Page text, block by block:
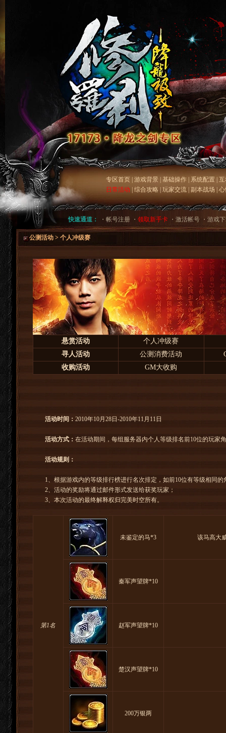
专区首页 游戏背景 基础操作 系统配置
日常活动
综合攻略 玩家交流 副本战场
快速通道： ・ 帐号注册 ・ 领取新手卡 ・ 激活帐号 ・ 游戏
公测活动 > 个人冲级赛
悬赏活动
个人冲级赛
寻人活动
公测消费活动
收购活动
GM大收购
活动时间： 2010年10月28日-2010年11月11日
活动方式： 在活动期间，每组服务器内个人等级排名前10位的玩家
活动规则：
1、根据游戏内的等级排行榜进行名次排定，如前10位有等级相同的
2、活动的奖励将通过邮件形式发送给获奖玩家；
3、本次活动的最终解释权归完美时空所有。
第1名
未鉴定的马*3 该马高大
秦军声望牌*10
赵军声望牌*10
楚汉声望牌*10
200万银两